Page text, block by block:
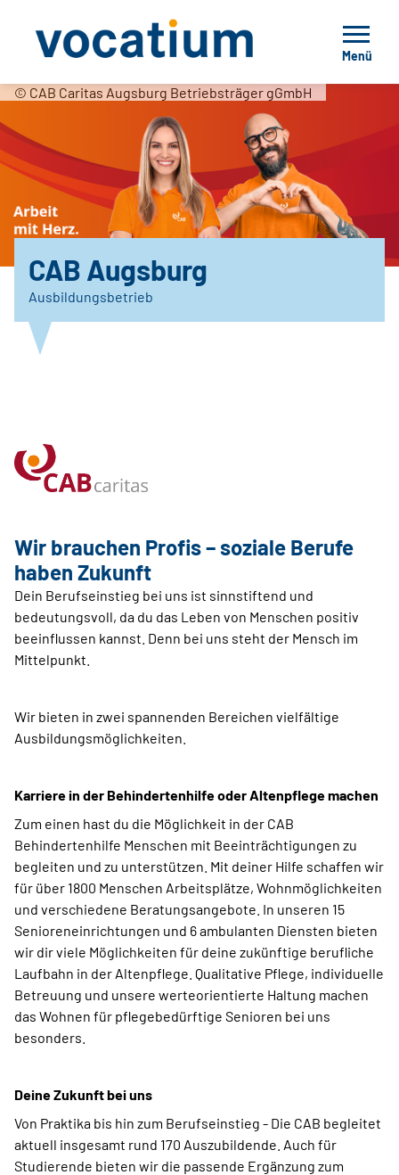
Menü
© CAB Caritas Augsburg Betriebsträger gGmbH
CAB Augsburg
Ausbildungsbetrieb
Wir brauchen Profis – soziale Berufe
haben Zukunft
Dein Berufseinstieg bei uns ist sinnstiftend und
bedeutungsvoll, da du das Leben von Menschen positiv
beeinflussen kannst. Denn bei uns steht der Mensch im
Mittelpunkt.
Wir bieten in zwei spannenden Bereichen vielfältige
Ausbildungsmöglichkeiten.
Karriere in der Behindertenhilfe oder Altenpflege machen
Zum einen hast du die Möglichkeit in der CAB
Behindertenhilfe Menschen mit Beeinträchtigungen zu
begleiten und zu unterstützen. Mit deiner Hilfe schaffen wir
für über 1800 Menschen Arbeitsplätze, Wohnmöglichkeiten
und verschiedene Beratungsangebote. In unseren 15
Senioreneinrichtungen und 6 ambulanten Diensten bieten
wir dir viele Möglichkeiten für deine zukünftige berufliche
Laufbahn in der Altenpflege. Qualitative Pflege, individuelle
Betreuung und unsere werteorientierte Haltung machen
das Wohnen für pflegebedürftige Senioren bei uns
besonders.
Deine Zukunft bei uns
Von Praktika bis hin zum Berufseinstieg - Die CAB begleitet
aktuell insgesamt rund 170 Auszubildende. Auch für
Studierende bieten wir die passende Ergänzung zum